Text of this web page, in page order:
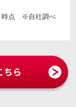
時点 ※自社調べ